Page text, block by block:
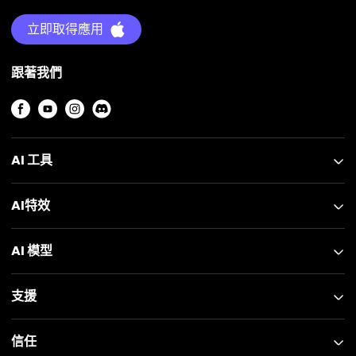
立即取得應用
跟著我們
AI 工具
AI特效
AI 模型
支援
信任